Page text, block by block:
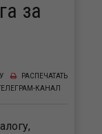
за
РАСПЕЧАТАТЬ
КАНАЛ